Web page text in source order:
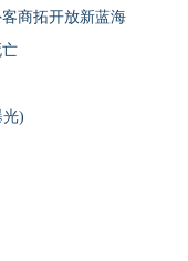
商拓开放新蓝海
)